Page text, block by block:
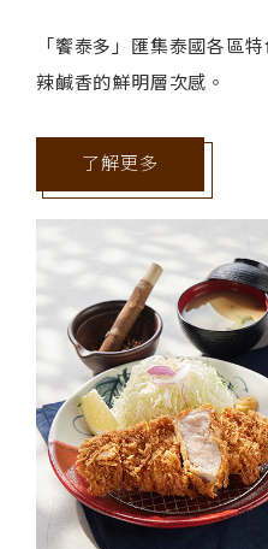
「饗泰多」匯集泰國各區
辣鹹香的鮮明層次感。
了解更多